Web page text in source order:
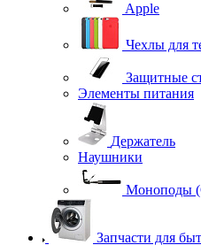
Apple
Чехлы для
Защитные
Элементы питания
Держатель
Наушники
Моноподы
Запчасти для